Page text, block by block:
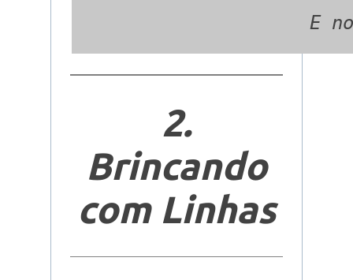
2.
Brincando
com Linhas